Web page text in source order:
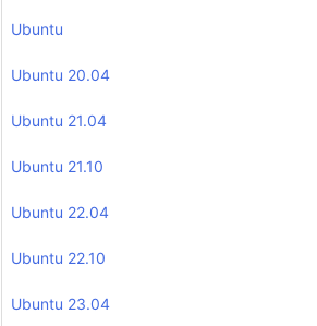
Ubuntu
Ubuntu 20.04
Ubuntu 21.04
Ubuntu 21.10
Ubuntu 22.04
Ubuntu 22.10
Ubuntu 23.04